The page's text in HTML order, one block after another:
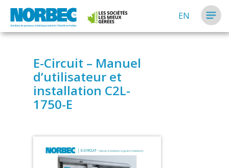
EN
E-Circuit – Manuel
d’utilisateur et
installation C2L-
1750-E